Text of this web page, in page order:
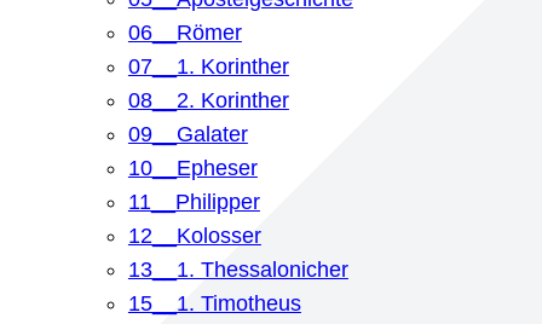
06__Römer
07__1. Korinther
08__2. Korinther
09__Galater
10__Epheser
11__Philipper
12__Kolosser
13__1. Thessalonicher
15__1. Timotheus